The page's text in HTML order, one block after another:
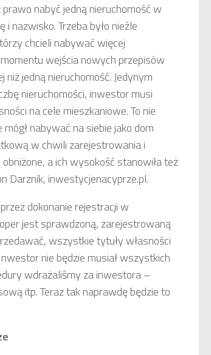
nabyć jedną nieruchomość w
nazwisko. Trzeba było nieźle
chcieli nabywać więcej
wejścia nowych przepisów
jedną nieruchomość. Jedynym
nieruchomości, inwestor musi
na cele mieszkaniowe. To nie
nabywać na siebie jako dom
w chwili zarejestrowania i
a ich wysokość stanowiła też
Darznik, inwestycjenacyprze.pl.
dokonanie rejestracji w
jest sprawdzoną, zarejestrowaną
wszystkie tytuły własności
nie będzie musiał wszystkich
wdrażaliśmy za inwestora –
itp. Teraz tak naprawdę będzie to